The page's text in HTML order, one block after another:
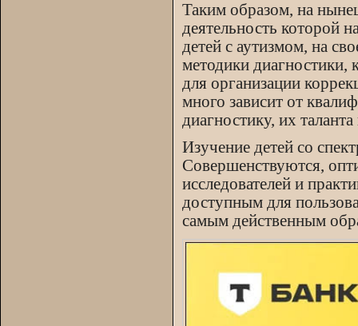
Таким образом, на
деятельность которой
детей с аутизмом, на
методики диагностики,
для организации
много зависит от
диагностику, их
Изучение детей со
Совершенствуются,
исследователей и
доступным для
самым действенным